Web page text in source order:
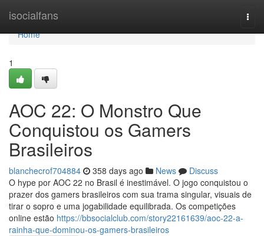
isocialfans
Home
Home
1
AOC 22: O Monstro Que
Conquistou os Gamers
Brasileiros
blanchecrof704884 358 days ago News
Discuss
O hype por AOC 22 no Brasil é inestimável. O jogo conquistou o
prazer dos gamers brasileiros com sua trama singular, visuais de
tirar o sopro e uma jogabilidade equilibrada. Os competições
online estão https://bbsocialclub.com/story22161639/aoc-22-a-
rainha-que-dominou-os-gamers-brasileiros